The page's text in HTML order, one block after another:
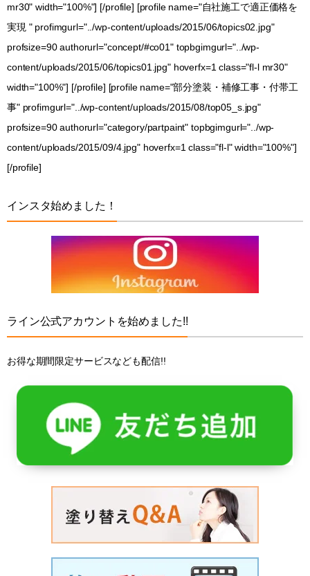
mr30" width="100%"] [/profile] [profile name="自社施工で適正価格を
実現 " profimgurl="../wp-content/uploads/2015/06/topics02.jpg"
profsize=90 authorurl="concept/#co01" topbgimgurl="../wp-
content/uploads/2015/06/topics01.jpg" hoverfx=1 class="fl-l mr30"
width="100%"] [/profile] [profile name="部分塗装・補修工事・付帯工
事" profimgurl="../wp-content/uploads/2015/08/top05_s.jpg"
profsize=90 authorurl="category/partpaint" topbgimgurl="../wp-
content/uploads/2015/09/4.jpg" hoverfx=1 class="fl-l" width="100%"]
[/profile]
インスタ始めました！
ライン公式アカウントを始めました!!
お得な期間限定サービスなども配信!!